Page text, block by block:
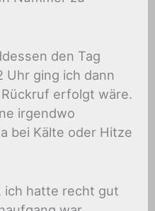
den Tag
Uhr ging ich dann
erfolgt wäre.
irgendwo
bei Kälte oder Hitze
, ich hatte recht gut